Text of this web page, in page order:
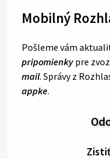
Mobilný
Pošleme vám
pripomienky pre
mail. Správy z
appke.